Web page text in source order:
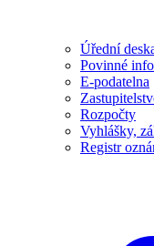
Úřední
Povinné
E-podatelna
Rozpočty
Vyhlášky,
Registr